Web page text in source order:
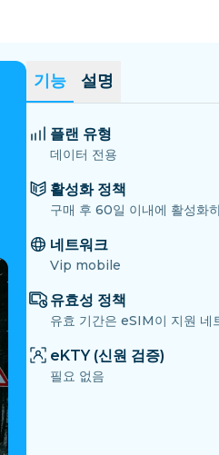
기능 설명
플랜 유형
데이터 전용
활성화 정책
구매 후 60일 이내에 활성화
네트워크
Vip mobile
유효성 정책
유효 기간은 eSIM이 지원 네
eKTY (신원 검증)
필요 없음